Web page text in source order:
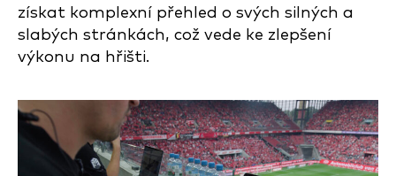
získat komplexní přehled o svých silných a
slabých stránkách, což vede ke zlepšení
výkonu na hřišti.